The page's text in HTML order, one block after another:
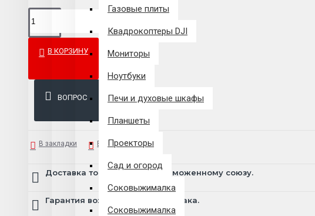
Газовые плиты
Квадрокоптеры DJI
Мониторы
Ноутбуки
Печи и духовые шкафы
Планшеты
Проекторы
Сад и огород
Соковыжималка
Соковыжималка
В КОРЗИНУ
ВОПРОС
В закладки В сравнение
Доставка товара по всему Таможенному союзу.
Гарантия возврата и обмена брака.